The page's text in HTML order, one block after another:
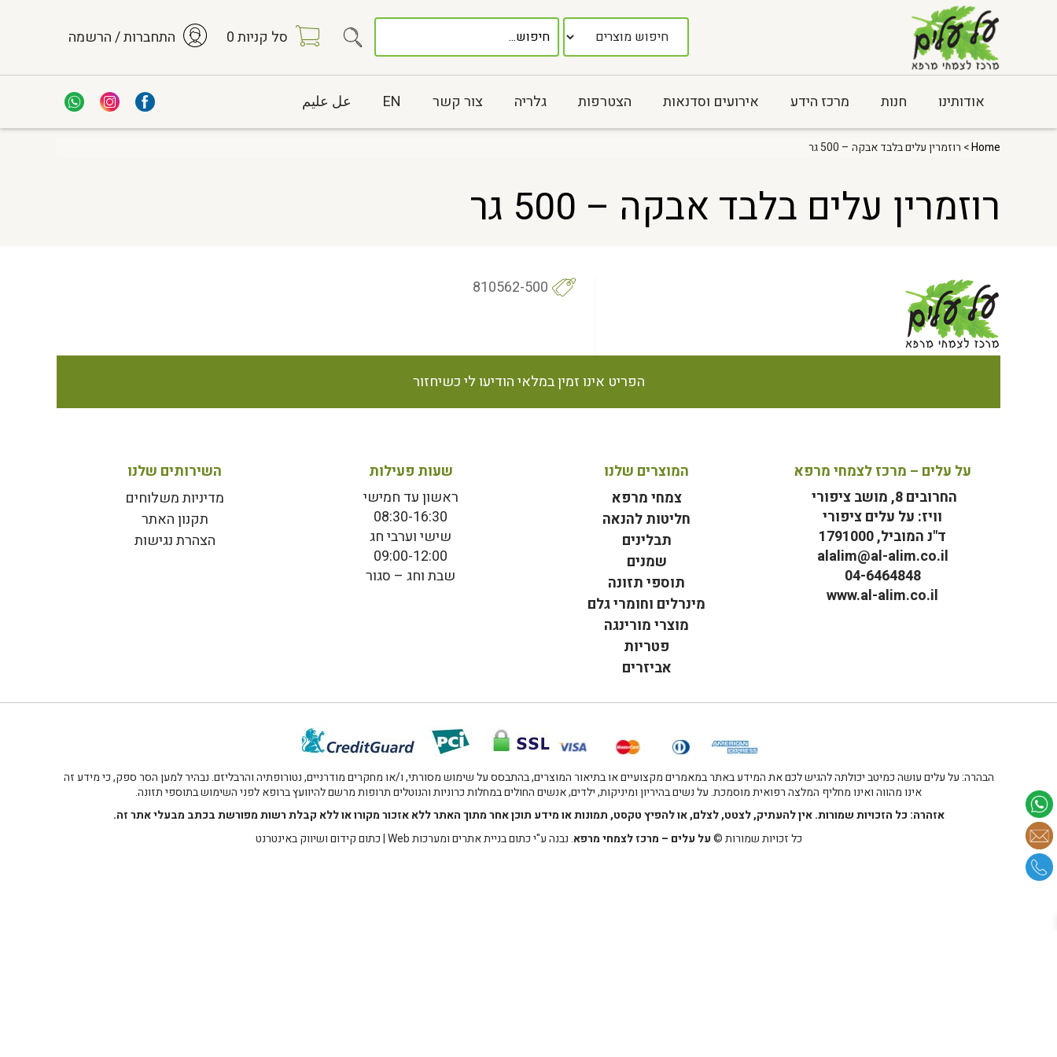
סל קניות0 התחברות / הרשמה
אודותינו חנות מרכז הידע אירועים וסדנאות הצטרפות גלריה צור קשר EN عل عليم
Home> רוזמרין עלים בלבד אבקה – 500 גר
רוזמרין עלים בלבד אבקה – 500 גר
810562-500
הפריט אינו זמין במלאי הודיעו לי כשיחזור
על עלים – מרכז לצמחי מרפא
החרובים 8, מושב ציפורי
וויז: על עלים ציפורי
ד"נ המוביל, 1791000
alalim@al-alim.co.il
04-6464848
www.al-alim.co.il
המוצרים שלנו
צמחי מרפא
חליטות להנאה
תבלינים
שמנים
תוספי תזונה
מינרלים וחומרי גלם
מוצרי מורינגה
פטריות
אביזרים
שעות פעילות
ראשון עד חמישי
08:30-16:30
שישי וערבי חג
09:00-12:00
שבת וחג – סגור
השירותים שלנו
מדיניות משלוחים
תקנון האתר
הצהרת נגישות
הבהרה: על עלים עושה כמיטב יכולתה להגיש לכם את המידע באתר במאמרים מקצועיים או בתיאור המוצרים, בהתבסס על שימוש מסורתי, ו/או מחקרים מודרניים, נטורופתיה והרבליזם. נבהיר למען הסר ספק, כי מידע זה
אינו מהווה ואינו מחליף המלצה רפואית מוסמכת. על נשים בהיריון ומיניקות, ילדים, אנשים החולים במחלות כרוניות והנוטלים תרופות מרשם להיוועץ ברופא לפני השימוש בתוספי תזונה.
אזהרה: כל הזכויות שמורות. אין להעתיק, לצטט, לצלם, או להפיץ טקסט, תמונות או מידע תוכן אחר מתוך האתר ללא אזכור מקורו או ללא קבלת רשות מפורשת בכתב מבעלי אתר זה.
כל זכויות שמורות ©על עלים – מרכז לצמחי מרפא. נבנה ע"יכתום בניית אתרים ומערכות Web |כתום קידום ושיווק באינטרנט